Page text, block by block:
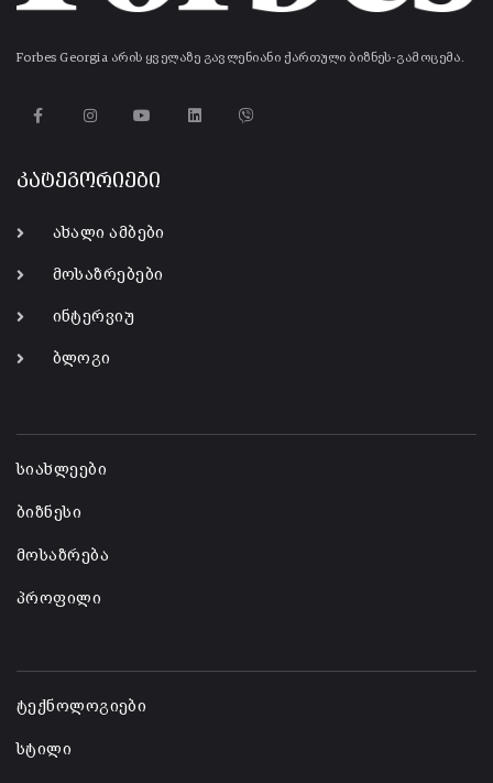
Forbes Georgia არის ყველაზე გავლენიანი ქართული ბიზნეს-გამოცემა.
კატეგორიები
ახალი ამბები
მოსაზრებები
ინტერვიუ
ბლოგი
სიახლეები
ბიზნესი
მოსაზრება
პროფილი
ტექნოლოგიები
სტილი